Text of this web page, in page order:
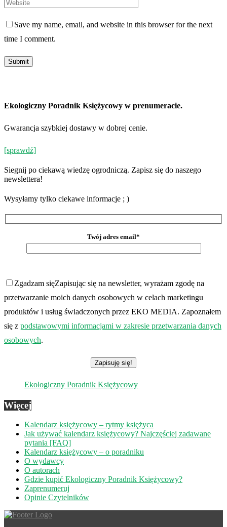
Save my name, email, and website in this browser for the next
time I comment.
Ekologiczny Poradnik Księżycowy w prenumeracie.
Gwarancja szybkiej dostawy w dobrej cenie.
[sprawdź]
Siegnij po ciekawą wiedzę ogrodniczą. Zapisz się do naszego
newslettera!
Wysyłamy tylko ciekawe informacje ; )
Twój adres email*
Zgadzam sięZapisując się na newsletter, wyrażam zgodę na
przetwarzanie moich danych osobowych w celach marketingu
produktów i usług świadczonych przez EKO MEDIA. Zapoznałem
się z podstawowymi informacjami w zakresie przetwarzania danych
osobowych.
Ekologiczny Poradnik Księżycowy
Więcej
Kalendarz księżycowy – rytmy księżyca
Jak używać kalendarz księżycowy? Najczęściej zadawane
pytania [FAQ]
Kalendarz księżycowy – o poradniku
O wydawcy
O autorach
Gdzie kupić Ekologiczny Poradnik Księżycowy?
Zaprenumeruj
Opinie Czytelników